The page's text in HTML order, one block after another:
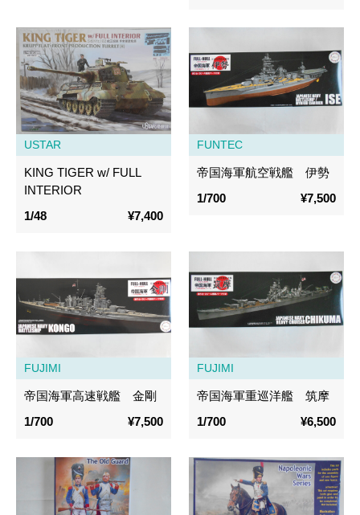
USTAR
KING TIGER w/ FULL
INTERIOR
1/48
¥7,400
FUNTEC
帝国海軍航空戦艦 伊勢
1/700
¥7,500
FUJIMI
帝国海軍高速戦艦 金剛
1/700
¥7,500
FUJIMI
帝国海軍重巡洋艦 筑摩
1/700
¥6,500